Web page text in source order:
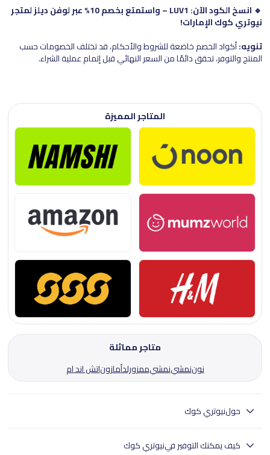
🔹 انسخ الكود الآن: LUV1 – واستمتع بخصم 10% عبر لوفن ديلز لمتجر
نيوتري كوك الإمارات!
تنويه:أكواد الخصم خاضعة للشروط والأحكام، قد تختلف الخصومات حسب
المنتج والتوفر، تحقق دائمًا من السعر النهائي قبل إتمام عملية الشراء.
المتاجر المميزة
متاجر مماثلة
نوننمشينمشيممزورلدأمازوناتش اند ام
حولنيوتري كوك
تناسب الجميع.
كيف يمكنك التوفير فينيوتري كوك